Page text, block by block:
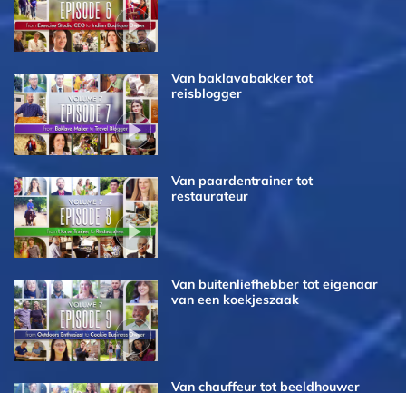
Van baklavabakker tot
reisblogger
Van paardentrainer tot
restaurateur
Van buitenliefhebber tot eigenaar
van een koekjeszaak
Van chauffeur tot beeldhouwer